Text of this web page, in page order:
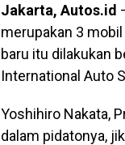
Jakarta, Autos.id
merupakan 3
baru itu dilakukan
International Auto
Yoshihiro Nakata,
dalam pidatonya,